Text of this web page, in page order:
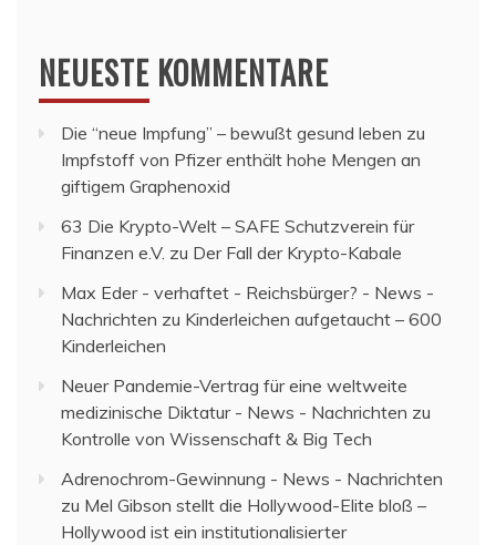
NEUESTE KOMMENTARE
Die “neue Impfung” – bewußt gesund leben zu
Impfstoff von Pfizer enthält hohe Mengen an
giftigem Graphenoxid
63 Die Krypto-Welt – SAFE Schutzverein für
Finanzen e.V. zu Der Fall der Krypto-Kabale
Max Eder - verhaftet - Reichsbürger? - News -
Nachrichten zu Kinderleichen aufgetaucht – 600
Kinderleichen
Neuer Pandemie-Vertrag für eine weltweite
medizinische Diktatur - News - Nachrichten zu
Kontrolle von Wissenschaft & Big Tech
Adrenochrom-Gewinnung - News - Nachrichten
zu Mel Gibson stellt die Hollywood-Elite bloß –
Hollywood ist ein institutionalisierter